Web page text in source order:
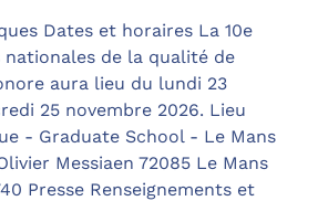
Dates et horaires La 10e
nationales de la qualité de
aura lieu du lundi 23
25 novembre 2026. Lieu
- Graduate School - Le Mans
Messiaen 72085 Le Mans
Presse Renseignements et